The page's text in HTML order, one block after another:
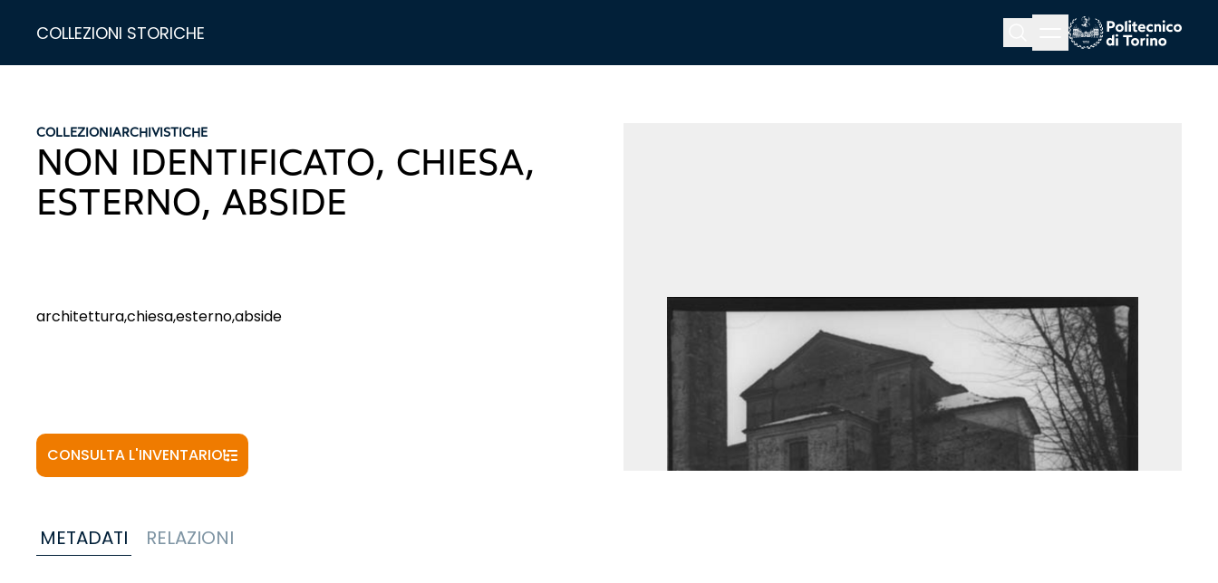
COLLEZIONI STORICHE
Menu button
COLLEZIONIARCHIVISTICHE
NON IDENTIFICATO, CHIESA,
ESTERNO, ABSIDE
architettura,chiesa,esterno,abside
CONSULTA L'INVENTARIO
METADATI RELAZIONI